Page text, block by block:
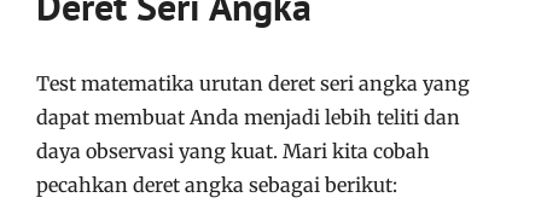
Test matematika urutan deret seri angka yang
dapat membuat Anda menjadi lebih teliti dan
daya observasi yang kuat. Mari kita cobah
pecahkan deret angka sebagai berikut: